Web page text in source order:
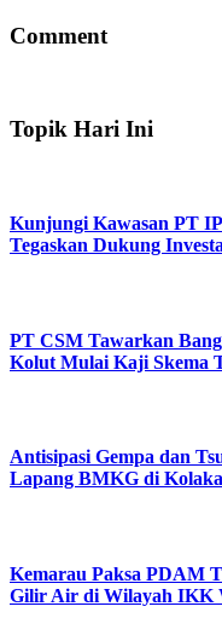
Comment
Topik Hari Ini
Kunjungi Kawasan PT
Tegaskan Dukung
PT CSM Tawarkan
Kolut Mulai Kaji Skema
Antisipasi Gempa dan
Lapang BMKG di
Kemarau Paksa PDAM
Gilir Air di Wilayah IKK